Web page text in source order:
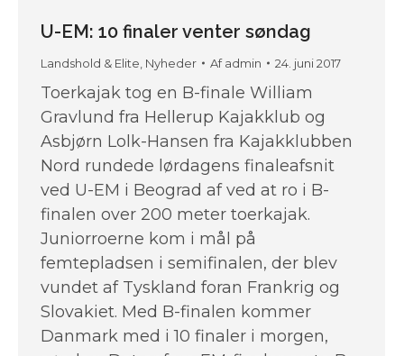
U-EM: 10 finaler venter søndag
Landshold & Elite, Nyheder Afadmin 24. juni 2017
Toerkajak tog en B-finale William
Gravlund fra Hellerup Kajakklub og
Asbjørn Lolk-Hansen fra Kajakklubben
Nord rundede lørdagens finaleafsnit
ved U-EM i Beograd af ved at ro i B-
finalen over 200 meter toerkajak.
Juniorroerne kom i mål på
femtepladsen i semifinalen, der blev
vundet af Tyskland foran Frankrig og
Slovakiet. Med B-finalen kommer
Danmark med i 10 finaler i morgen,